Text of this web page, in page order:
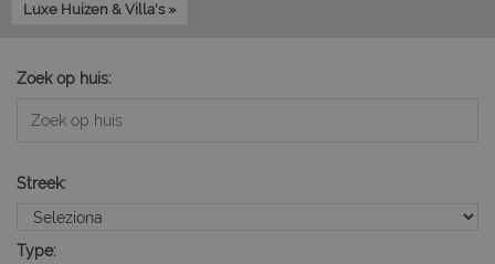
Luxe Huizen & Villa's »
Zoek op huis:
Streek:
Type: